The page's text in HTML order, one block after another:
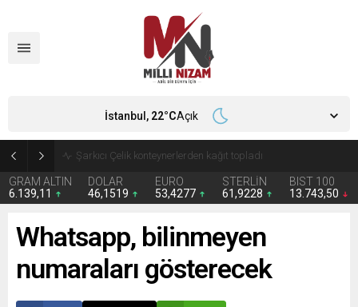
İran 2 ülkeyi birden vurdu
GRAM ALTIN
6.139,11
DOLAR
46,1519
EURO
53,4277
STERLİN
61,9228
BIST 100
13.743,50
İstanbul, 22°CAçık
Whatsapp, bilinmeyen
numaraları gösterecek